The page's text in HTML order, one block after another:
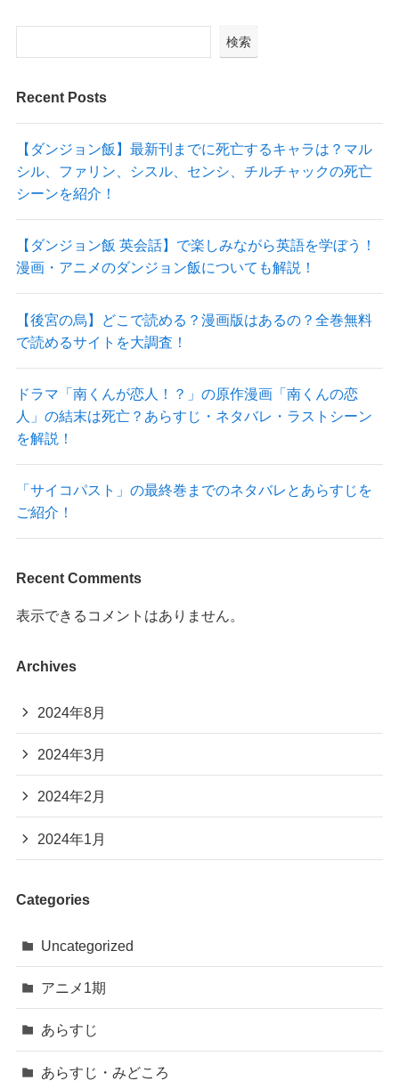
検索
Recent Posts
【ダンジョン飯】最新刊までに死亡するキャラは？マル
シル、ファリン、シスル、センシ、チルチャックの死亡
シーンを紹介！
【ダンジョン飯 英会話】で楽しみながら英語を学ぼう！
漫画・アニメのダンジョン飯についても解説！
【後宮の烏】どこで読める？漫画版はあるの？全巻無料
で読めるサイトを大調査！
ドラマ「南くんが恋人！？」の原作漫画「南くんの恋
人」の結末は死亡？あらすじ・ネタバレ・ラストシーン
を解説！
「サイコパスト」の最終巻までのネタバレとあらすじを
ご紹介！
Recent Comments
表示できるコメントはありません。
Archives
2024年8月
2024年3月
2024年2月
2024年1月
Categories
Uncategorized
アニメ1期
あらすじ
あらすじ・みどころ